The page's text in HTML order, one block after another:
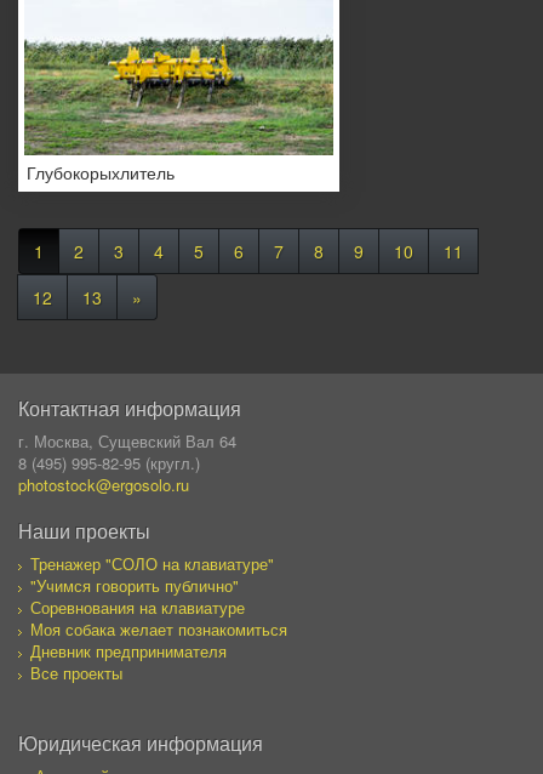
Глубокорыхлитель
1 2 3 4 5 6 7 8 9 10
11
12
13 »
Контактная информация
г. Москва, Сущевский Вал 64
8 (495) 995-82-95 (кругл.)
photostock@ergosolo.ru
Наши проекты
Тренажер "СОЛО на клавиатуре"
"Учимся говорить публично"
Соревнования на клавиатуре
Моя собака желает познакомиться
Дневник предпринимателя
Все проекты
Юридическая информация